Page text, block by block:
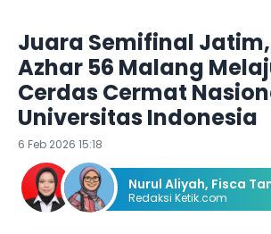
Juara Semifinal Jatim,
Azhar 56 Malang
Cerdas Cermat
Universitas Indonesia
6 Feb 2026 15:18
Nurul Aliyah, Fisca
Redaksi Ketik.com